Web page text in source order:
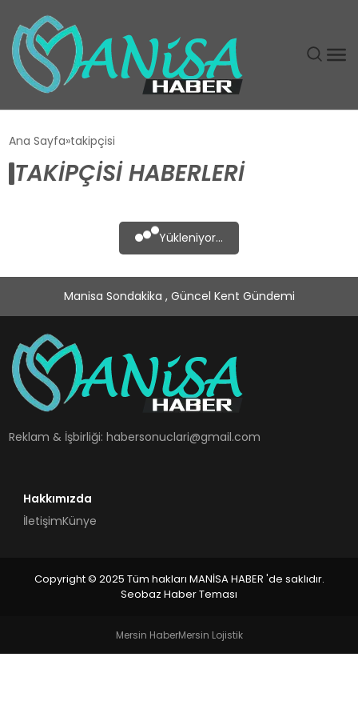
EĞITIM
MAGAZIN
SIYASET
SPOR
TEKNOLOJI
Ana Sayfa takipçisi
TAKIPÇISI HABERLERI
Yükleniyor...
Manisa Sondakika , Güncel Kent Gündemi
Reklam & İşbirliği:habersonuclari@gmail.com
Hakkımızda
İletişimKünye
Copyright © 2025 Tüm hakları MANİSA HABER 'de saklıdır.
Seobaz Haber Teması
Mersin HaberMersin Lojistik